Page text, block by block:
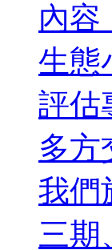
內容
生
評估
多方
我們
三期